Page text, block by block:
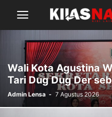
Wali Kota Agustina
Tari Dug Dug Der
Admin Lensa - 7 Agustus 2026